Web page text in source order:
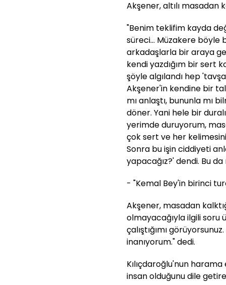
Akşener, altılı masadan
"Benim teklifim kayda
süreci... Müzakere
arkadaşlarla bir araya
kendi yazdığım bir sert
şöyle algılandı hep
Akşener'in kendine bir
mı anlaştı, bununla mı
döner. Yani hele bir
yerimde duruyorum,
çok sert ve her
Sonra bu işin ciddiyeti
yapacağız?' dendi. Bu
- "Kemal Bey'in birinci
Akşener, masadan
olmayacağıyla ilgili soru
çalıştığımı
inanıyorum." dedi.
Kılıçdaroğlu'nun
insan olduğunu dile